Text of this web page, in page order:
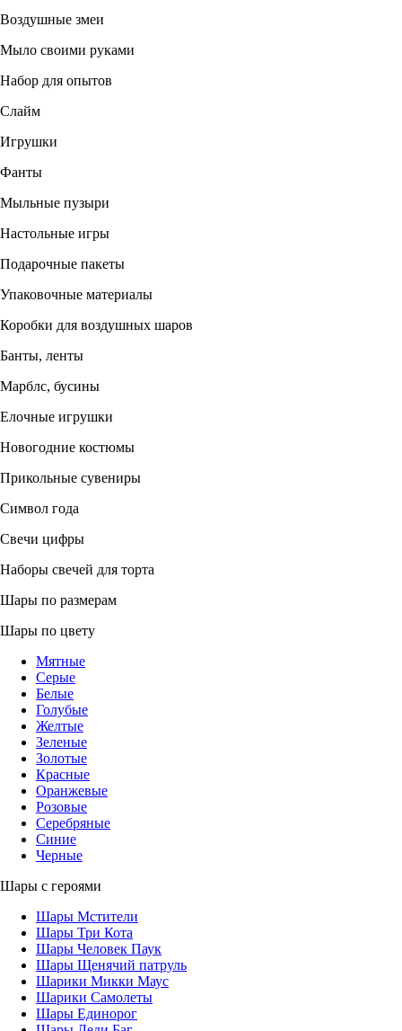
Воздушные змеи
Мыло своими руками
Набор для опытов
Слайм
Игрушки
Фанты
Мыльные пузыри
Настольные игры
Подарочные пакеты
Упаковочные материалы
Коробки для воздушных шаров
Банты, ленты
Марблс, бусины
Елочные игрушки
Новогодние костюмы
Прикольные сувениры
Символ года
Свечи цифры
Наборы свечей для торта
Шары по размерам
Шары по цвету
Мятные
Серые
Белые
Голубые
Желтые
Зеленые
Золотые
Красные
Оранжевые
Розовые
Серебряные
Синие
Черные
Шары с героями
Шары Мстители
Шары Три Кота
Шары Человек Паук
Шары Щенячий патруль
Шарики Микки Маус
Шарики Самолеты
Шары Единорог